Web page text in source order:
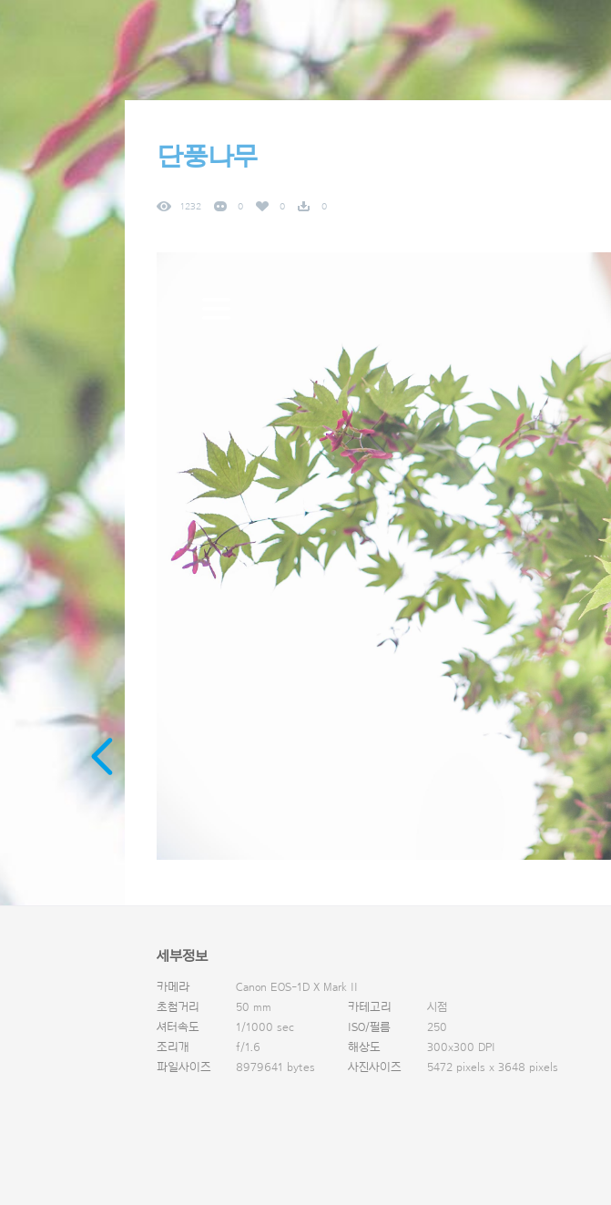
단풍나무
1232 0 0 0
세부정보
카메라
Canon EOS-1D X Mark II
초첨거리
50 mm 카테고리
시점
셔터속도
1/1000 sec ISO/필름
250
조리개
f/1.6 해상도
300x300 DPI
파일사이즈
8979641 bytes 사진사이즈 5472 pixels x 3648 pixels